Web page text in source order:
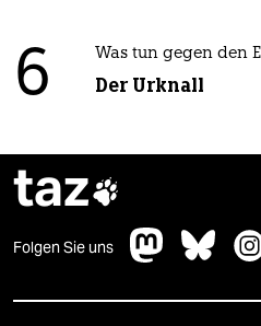
6 Was tun gegen den
Der Urknall
taz
Folgen Sie uns